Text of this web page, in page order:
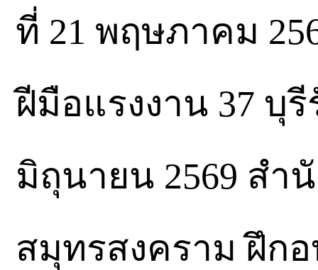
ที่ 21 พฤษภาคม
ฝีมือแรงงาน 37 บุ
มิถุนายน 2569 สำ
สมุทรสงคราม ฝึก